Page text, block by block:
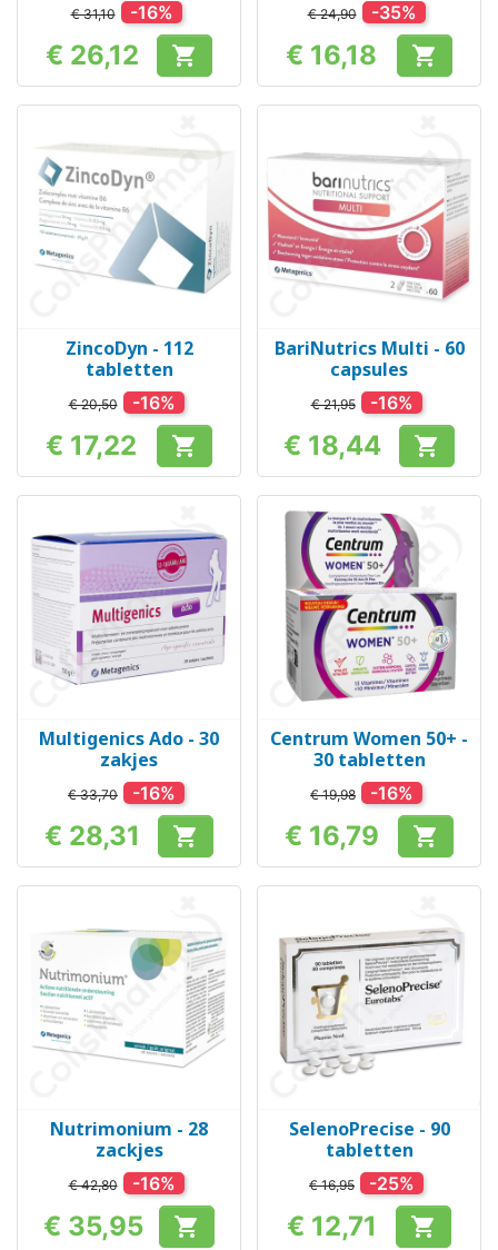
€ 31,10 -16%
Prijs
€ 26,12 
€ 24,90 -35%
Prijs
€ 16,18 
ZincoDyn - 112
tabletten
€ 20,50 -16%
Prijs
€ 17,22 
BariNutrics Multi - 60
capsules
€ 21,95 -16%
Prijs
€ 18,44 
Multigenics Ado - 30
zakjes
€ 33,70 -16%
Prijs
€ 28,31 
Centrum Women 50+ -
30 tabletten
€ 19,98 -16%
Prijs
€ 16,79 
Nutrimonium - 28
zackjes
€ 42,80 -16%
Prijs
€ 35,95 
SelenoPrecise - 90
tabletten
€ 16,95 -25%
Prijs
€ 12,71 